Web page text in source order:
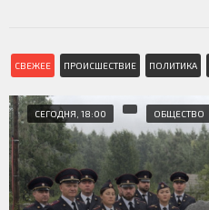
СВЕЖЕЕ ПРОИСШЕСТВИЕ ПОЛИТИКА
СЕГОДНЯ, 18:00 ОБЩЕСТВО